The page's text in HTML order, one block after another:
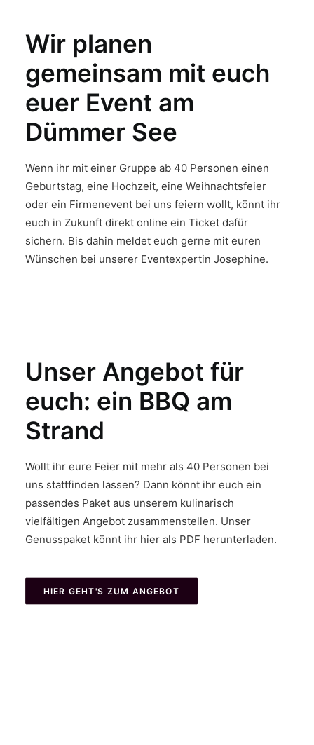
Wir planen
gemeinsam mit euch
euer Event am
Dümmer See
Wenn ihr mit einer Gruppe ab 40 Personen einen
Geburtstag, eine Hochzeit, eine Weihnachtsfeier
oder ein Firmenevent bei uns feiern wollt, könnt ihr
euch in Zukunft direkt online ein Ticket dafür
sichern. Bis dahin meldet euch gerne mit euren
Wünschen bei unserer Eventexpertin Josephine.
Unser Angebot für
euch: ein BBQ am
Strand
Wollt ihr eure Feier mit mehr als 40 Personen bei
uns stattfinden lassen? Dann könnt ihr euch ein
passendes Paket aus unserem kulinarisch
vielfältigen Angebot zusammenstellen. Unser
Genusspaket könnt ihr hier als PDF herunterladen.
HIER GEHT'S ZUM ANGEBOT